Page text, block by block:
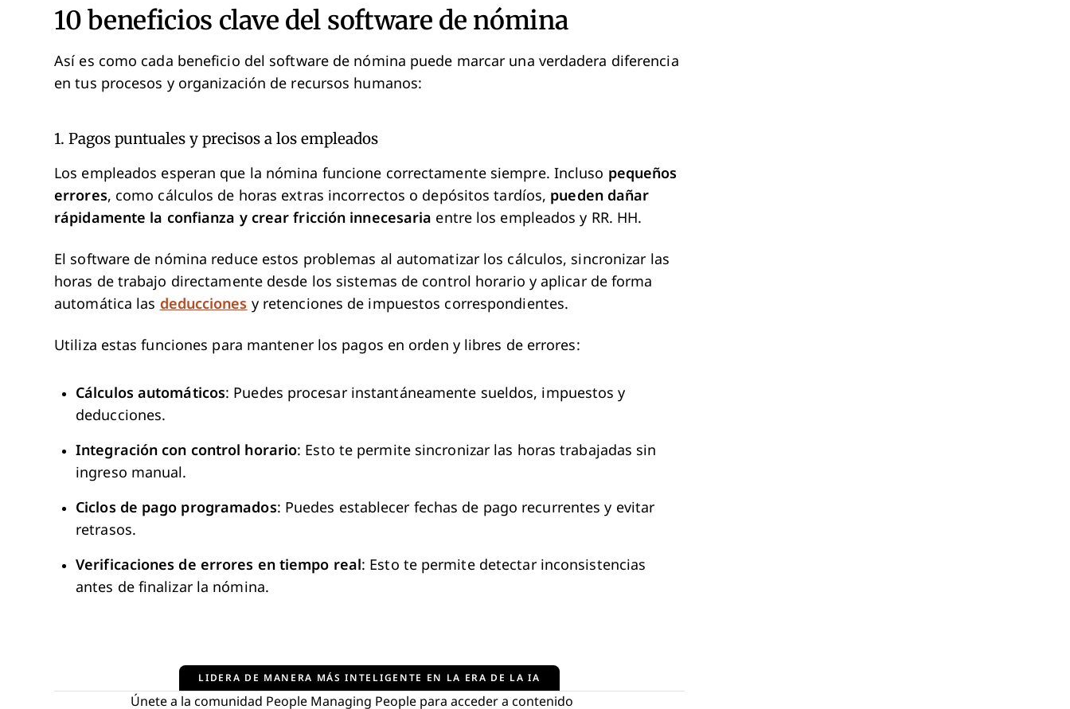
10 beneficios clave del software de nómina
Así es como cada beneficio del software de nómina puede marcar una verdadera diferencia
en tus procesos y organización de recursos humanos:
1. Pagos puntuales y precisos a los empleados
Los empleados esperan que la nómina funcione correctamente siempre. Incluso pequeños
errores, como cálculos de horas extras incorrectos o depósitos tardíos, pueden dañar
rápidamente la confianza y crear fricción innecesaria entre los empleados y RR. HH.
El software de nómina reduce estos problemas al automatizar los cálculos, sincronizar las
horas de trabajo directamente desde los sistemas de control horario y aplicar de forma
automática las deducciones y retenciones de impuestos correspondientes.
Utiliza estas funciones para mantener los pagos en orden y libres de errores:
Cálculos automáticos: Puedes procesar instantáneamente sueldos, impuestos y
deducciones.
Integración con control horario: Esto te permite sincronizar las horas trabajadas sin
ingreso manual.
Ciclos de pago programados: Puedes establecer fechas de pago recurrentes y evitar
retrasos.
Verificaciones de errores en tiempo real : Esto te permite detectar inconsistencias
antes de finalizar la nómina.
LIDERA DE MANERA MÁS INTELIGENTE EN LA ERA DE LA IA
Únete a la comunidad People Managing People para acceder a contenido